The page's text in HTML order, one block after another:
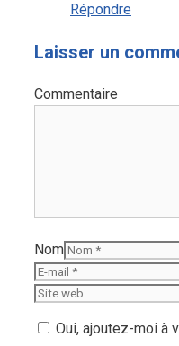
Répondre
Laisser un
Commentaire
Nom
Oui, ajoutez-moi à